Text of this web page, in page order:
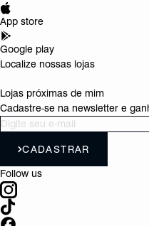
App store
Google play
Localize nossas lojas
Lojas próximas de mim
Cadastre-se na newsletter e
CADASTRAR
Follow us